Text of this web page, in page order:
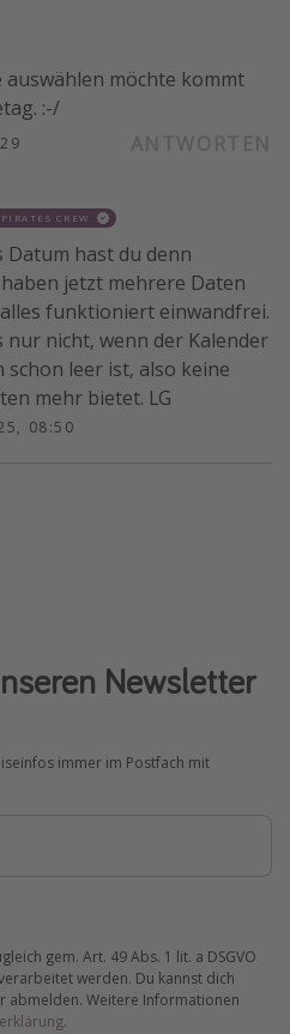
auswählen möchte kommt
:-/
CREW
Datum hast du denn
jetzt mehrere Daten
funktioniert einwandfrei.
nur nicht, wenn der Kalender
schon leer ist, also keine
mehr bietet. LG
08:50
Newsletter
immer im Postfach mit
gem. Art. 49 Abs. 1 lit. a DSGVO
werden. Du kannst dich
abmelden. Weitere Informationen
.